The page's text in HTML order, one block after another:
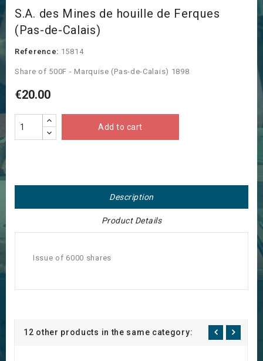
S.A. des Mines de houille de Ferques
(Pas-de-Calais)
Reference: 15814
Share of 500F - Marquise (Pas-de-Calais) 1898
€20.00
Add to cart
Description
Product Details
Issue of 6000 shares
12 other products in the same category: